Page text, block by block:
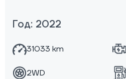
Год: 2022
31033 km
2WD